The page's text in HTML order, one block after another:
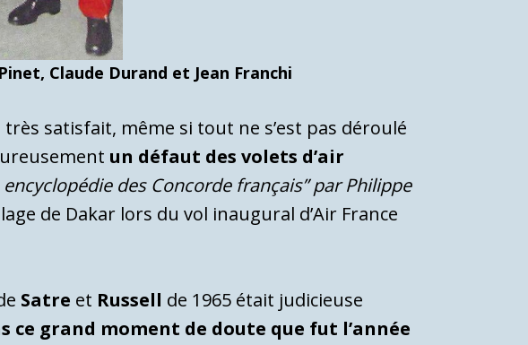
Claude Durand et Jean Franchi
très satisfait, même si tout ne s’est pas déroulé
un défaut des volets d’air
des Concorde français” par Philippe
de Dakar lors du vol inaugural d’Air France
Satre et Russell de 1965 était judicieuse
grand moment de doute que fut l’année